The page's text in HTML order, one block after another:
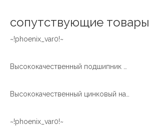
сопутствующие товары
~!phoenix_var0!~
~!phoenix_var0!~